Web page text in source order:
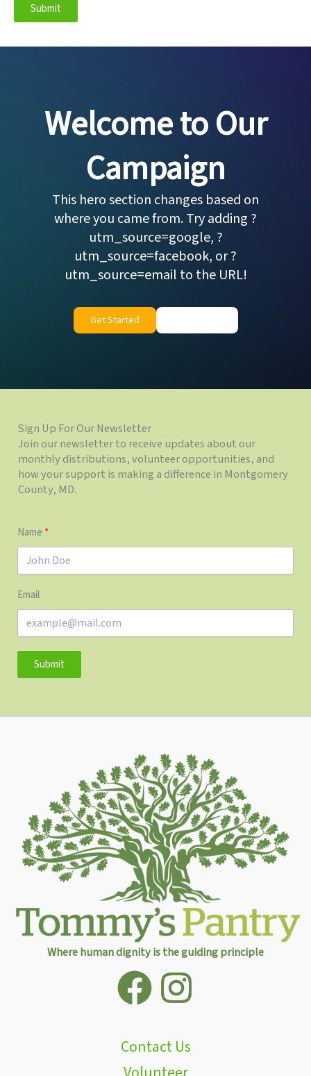
Submit
Welcome to Our
Campaign
This hero section changes based on
where you came from. Try adding ?
utm_source=google, ?
utm_source=facebook, or ?
utm_source=email to the URL!
Get Started
Sign Up For Our Newsletter
Join our newsletter to receive updates about our
monthly distributions, volunteer opportunities, and
how your support is making a difference in Montgomery
County, MD.
Name
Email
Submit
Where human dignity is the guiding principle
Contact Us